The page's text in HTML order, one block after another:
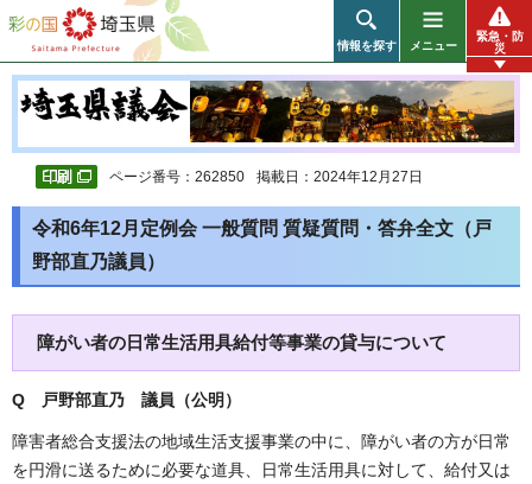
彩の国 埼玉県
情報を探す メニュー
緊急・防
災
ページ番号：262850 掲載日：2024年12月27日
令和6年12月定例会 一般質問 質疑質問・答弁全文（戸
野部直乃議員）
障がい者の日常生活用具給付等事業の貸与について
Q 戸野部直乃 議員（公明）
障害者総合支援法の地域生活支援事業の中に、障がい者の方が日常
を円滑に送るために必要な道具、日常生活用具に対して、給付又は